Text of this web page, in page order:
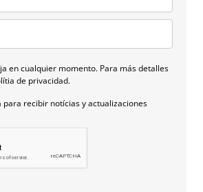
en cualquier momento. Para más detalles
de privacidad.
para recibir notícias y actualizaciones